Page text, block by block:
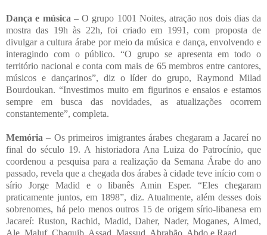
Dança e música – O grupo 1001 Noites, atração nos dois dias da
mostra das 19h às 22h, foi criado em 1991, com proposta de
divulgar a cultura árabe por meio da música e dança, envolvendo e
interagindo com o público. “O grupo se apresenta em todo o
território nacional e conta com mais de 65 membros entre cantores,
músicos e dançarinos”, diz o líder do grupo, Raymond Milad
Bourdoukan. “Investimos muito em figurinos e ensaios e estamos
sempre em busca das novidades, as atualizações ocorrem
constantemente”, completa.
Memória– Os primeiros imigrantes árabes chegaram a Jacareí no
final do século 19. A historiadora Ana Luiza do Patrocínio, que
coordenou a pesquisa para a realização da Semana Árabe do ano
passado, revela que a chegada dos árabes à cidade teve início com o
sírio Jorge Madid e o libanês Amin Esper. “Eles chegaram
praticamente juntos, em 1898”, diz. Atualmente, além desses dois
sobrenomes, há pelo menos outros 15 de origem sírio-libanesa em
Jacareí: Ruston, Rachid, Madid, Daher, Nader, Moganes, Almed,
Ale, Maluf, Chaquib, Assad, Massud, Abrahão, Abdo e Raad.